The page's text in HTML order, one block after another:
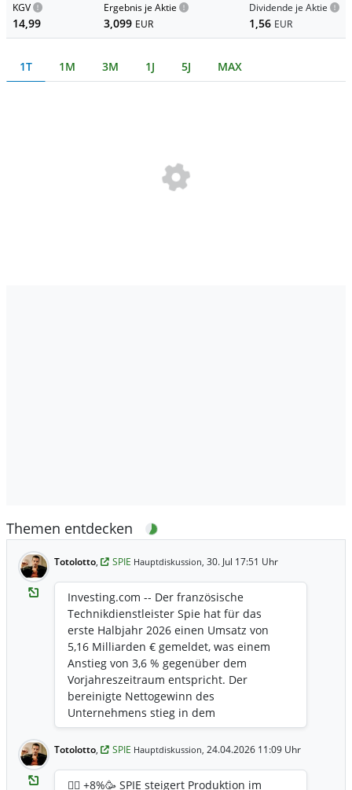
KGV
14,99
Ergebnis je Aktie
3,099 EUR
Dividende je Aktie
1,56 EUR
1T 1M 3M 1J 5J MAX
Themen entdecken
Totolotto, SPIE Hauptdiskussion, 30. Jul 17:51 Uhr
Investing.com -- Der französische
Technikdienstleister Spie hat für das
erste Halbjahr 2026 einen Umsatz von
5,16 Milliarden € gemeldet, was einem
Anstieg von 3,6 % gegenüber dem
Vorjahreszeitraum entspricht. Der
bereinigte Nettogewinn des
Unternehmens stieg in dem
Sechsmonatszeitraum im Jahresvergleich
um 11,9 %. Spie schloss im ersten
ab, die zusammen einen Jahresumsatz
Totolotto, SPIE Hauptdiskussion, 24.04.2026 11:09 Uhr
✊🏻 +8%🥳 SPIE steigert Produktion im